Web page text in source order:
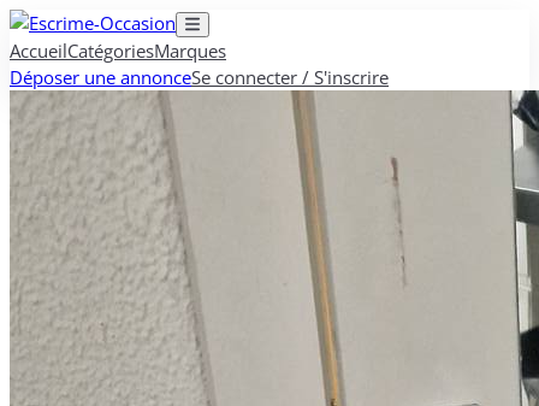
AccueilCatégoriesMarques
Déposer une annonceSe connecter / S'inscrire